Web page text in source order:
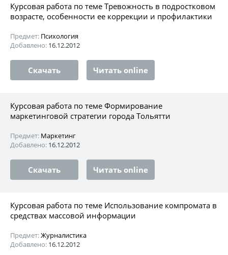
Курсовая работа по теме Тревожность в подростковом
возрасте, особенности ее коррекции и профилактики
Предмет: Психология
Добавлено: 16.12.2012
Скачать Читать online
Курсовая работа по теме Формирование
маркетинговой стратегии города Тольятти
Предмет: Маркетинг
Добавлено: 16.12.2012
Скачать Читать online
Курсовая работа по теме Использование компромата в
средствах массовой информации
Предмет:Журналистика
Добавлено: 16.12.2012